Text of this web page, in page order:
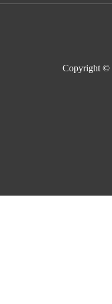
Copyright ©